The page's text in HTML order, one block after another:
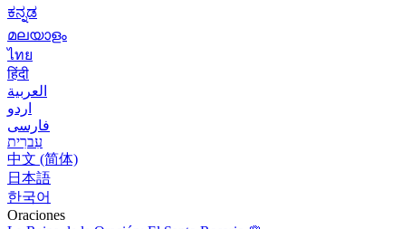
ಕನ್ನಡ
മലയാളം
ไทย
हिंदी
العربية
اردو
فارسی
עִברִית
中文 (简体)
日本語
한국어
Oraciones